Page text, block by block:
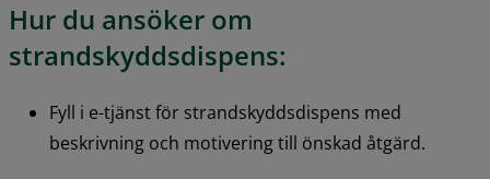
Hur du ansöker om
strandskyddsdispens:
Fyll i e-tjänst för strandskyddsdispens med
beskrivning och motivering till önskad åtgärd.